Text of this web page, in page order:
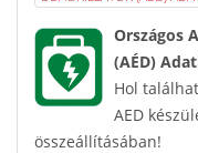
Országos
(AÉD)
Hol
AED
összeállításában!